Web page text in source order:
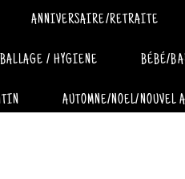
ANNIVERSAIRE/RETRAITE
/ HYGIENE BÉBÉ/
AUTOMNE/NOEL/NOUVEL